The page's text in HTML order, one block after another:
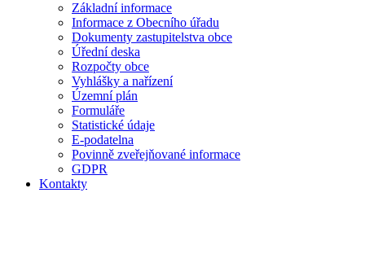
Základní informace
Informace z Obecního úřadu
Dokumenty zastupitelstva obce
Úřední deska
Rozpočty obce
Vyhlášky a nařízení
Územní plán
Formuláře
Statistické údaje
E-podatelna
Povinně zveřejňované informace
GDPR
Kontakty